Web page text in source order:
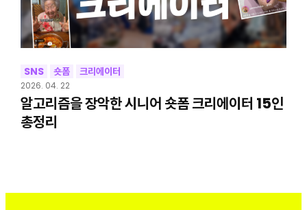
SNS 숏폼 크리에이터
2026. 04. 22
알고리즘을 장악한 시니어 숏폼 크리에이터 15인
총정리